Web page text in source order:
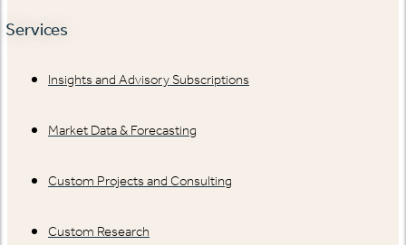
Services
Insights and Advisory Subscriptions
Market Data & Forecasting
Custom Projects and Consulting
Custom Research